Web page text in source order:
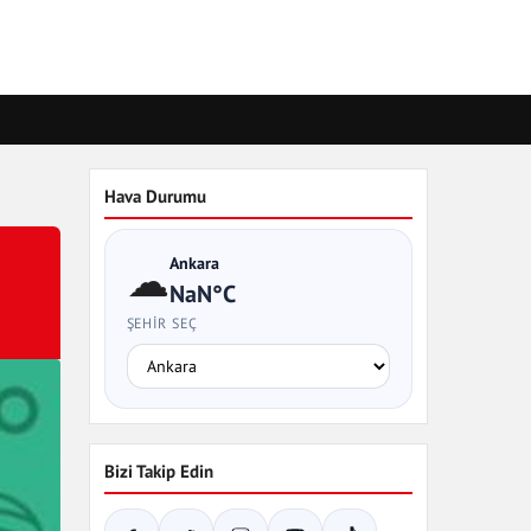
Hava Durumu
☁Ankara
NaN°C
ŞEHIR SEÇ
Bizi Takip Edin